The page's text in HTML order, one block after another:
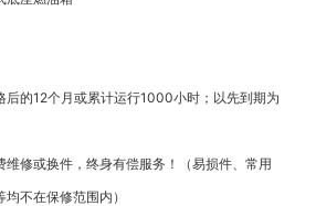
后的12个月或累计运行1000小时；以先到期为
维修或换件，终身有偿服务！（易损件、常用
不在保修范围内）